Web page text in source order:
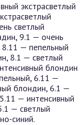
экстрасветлый
светлый
9.1 — очень
— пепельный
8.1 — светлый
блондин
6.11 —
блондин, 6.1 —
— интенсивный
— светлый
синий.